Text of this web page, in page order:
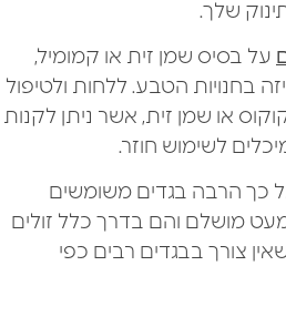
שלך.
על בסיס שמן זית או קמומיל,
בחנויות הטבע. ללחות ולטיפול
או שמן זית, אשר ניתן לקנות
לשימוש חוזר.
כך הרבה בגדים משומשים
מושלם והם בדרך כלל זולים
צורך בבגדים רבים כפי